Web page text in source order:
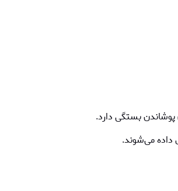
پوشاندن بستگی دارد.
می‌شوند.